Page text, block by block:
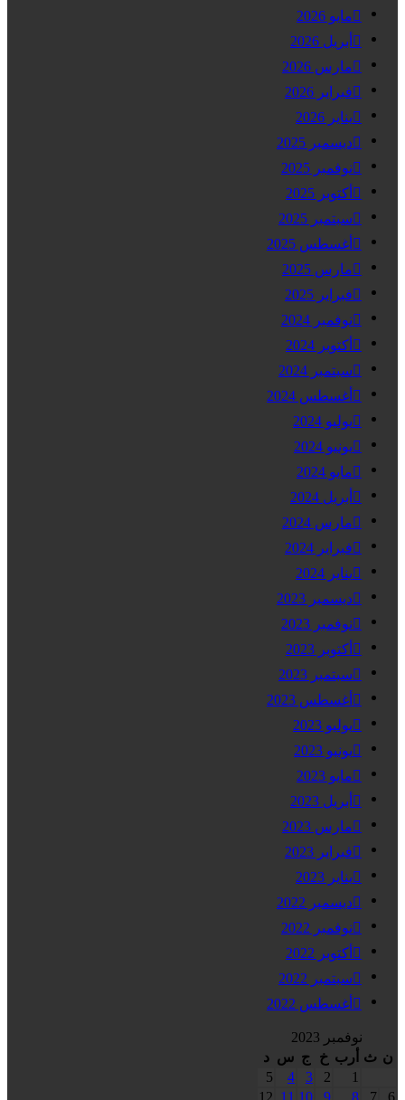
مايو 2026
أبريل 2026
مارس 2026
فبراير 2026
يناير 2026
ديسمبر 2025
نوفمبر 2025
أكتوبر 2025
سبتمبر 2025
أغسطس 2025
مارس 2025
فبراير 2025
نوفمبر 2024
أكتوبر 2024
سبتمبر 2024
أغسطس 2024
يوليو 2024
يونيو 2024
مايو 2024
أبريل 2024
مارس 2024
فبراير 2024
يناير 2024
ديسمبر 2023
نوفمبر 2023
أكتوبر 2023
سبتمبر 2023
أغسطس 2023
يوليو 2023
يونيو 2023
مايو 2023
أبريل 2023
مارس 2023
فبراير 2023
يناير 2023
ديسمبر 2022
نوفمبر 2022
أكتوبر 2022
سبتمبر 2022
أغسطس 2022
نوفمبر 2023
ن ث أرب خ ج س د
1
2
3
4
5